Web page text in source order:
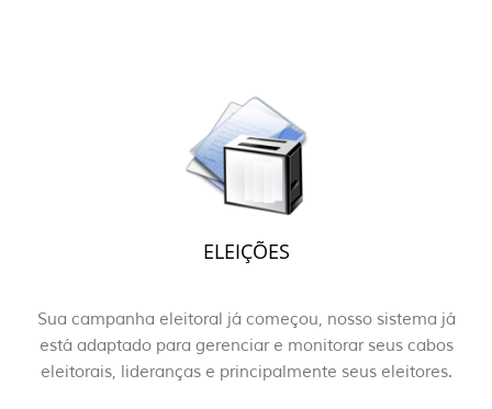
ELEIÇÕES
Sua campanha eleitoral já começou, nosso sistema já
está adaptado para gerenciar e monitorar seus cabos
eleitorais, lideranças e principalmente seus eleitores.